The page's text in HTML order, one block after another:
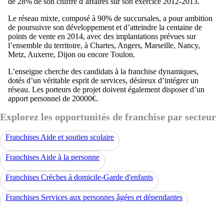
Le réseau mixte, composé à 90% de succursales, a pour ambition
de poursuivre son développement et d’atteindre la centaine de
points de vente en 2014, avec des implantations prévues sur
l’ensemble du territoire, à Chartes, Angers, Marseille, Nancy,
Metz, Auxerre, Dijon ou encore Toulon.
L’enseigne cherche des candidats à la franchise dynamiques,
dotés d’un véritable esprit de services, désireux d’intégrer un
réseau. Les porteurs de projet doivent également disposer d’un
apport personnel de 20000€.
Explorez les opportunités de franchise par secteur
Franchises Aide et soutien scolaire
Franchises Aide à la personne
Franchises Crèches à domicile-Garde d'enfants
Franchises Services aux personnes âgées et dépendantes